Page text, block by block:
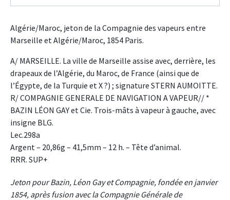
Algérie/Maroc, jeton de la Compagnie des vapeurs entre
Marseille et Algérie/Maroc, 1854 Paris.
A/ MARSEILLE. La ville de Marseille assise avec, derrière, les
drapeaux de l’Algérie, du Maroc, de France (ainsi que de
l’Égypte, de la Turquie et X ?) ; signature STERN AUMOITTE.
R/ COMPAGNIE GENERALE DE NAVIGATION A VAPEUR// *
BAZIN LÉON GAY et Cie. Trois-mâts à vapeur à gauche, avec
insigne BLG.
Lec.298a
Argent – 20,86g – 41,5mm – 12 h. – Tête d’animal.
RRR. SUP+
Jeton pour Bazin, Léon Gay et Compagnie, fondée en janvier
1854, après fusion avec la Compagnie Générale de